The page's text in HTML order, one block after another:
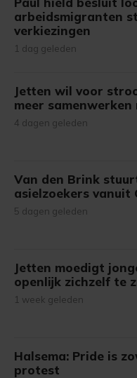
arbeidsmigranten
verkiezingen
1 dag geleden
Jetten wil voor
meer samenwerken
4 dagen geleden
Van den Brink
asielzoekers vanuit
5 dagen geleden
Jetten moedigt
openlijk zichzelf te
1 week geleden
Halsema: Pride is
protest